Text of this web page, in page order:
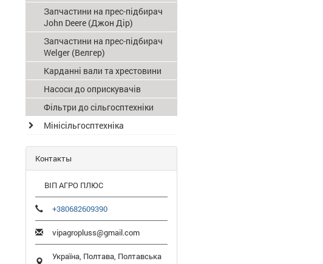
Запчастини на прес-підбирач
John Deere (Джон Дір)
Запчастини на прес-підбирач
Welger (Велгер)
Карданні вали та хрестовини
Насоси до оприскувачів
Фільтри до сільгосптехніки
Мінісільгосптехніка
Контакты
ВІП АГРО ПЛЮС
+380682609390
vipagropluss@gmail.com
Україна, Полтава, Полтавська